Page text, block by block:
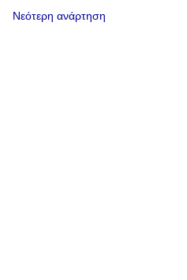
Νεότερη ανάρτηση